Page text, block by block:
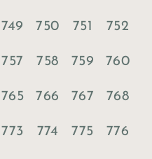
749 750 751 752
757 758 759 760
765 766 767 768
773 774 775 776